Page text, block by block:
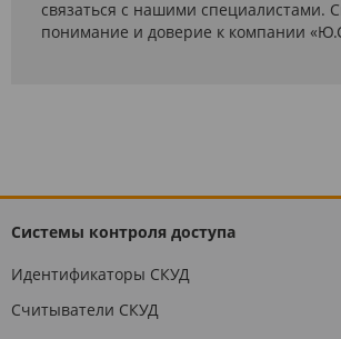
связаться с нашими специалистами.
понимание и доверие к компании
Системы контроля доступа
Идентификаторы СКУД
Считыватели СКУД